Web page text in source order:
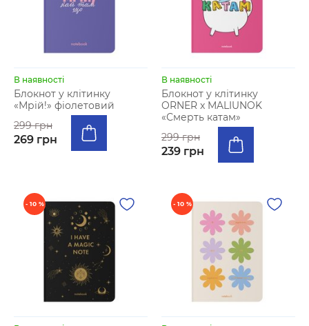
В наявності
Блокнот у клітинку
«Мрій!» фіолетовий
299 грн
269 грн
В наявності
Блокнот у клітинку
ORNER x MALIUNOK
«Смерть катам»
299 грн
239 грн
- 10 % - 10 %